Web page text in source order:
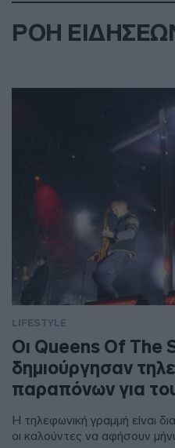
ΡΟΗ
LIFESTYLE
Οι Queens Of The
δημιούργησαν
παραπόνων για
Η τηλεφωνική γραμμή είναι
οι καλούντες να αφήσουν